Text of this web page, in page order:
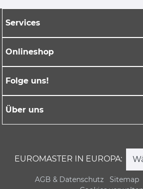
Services
Onlineshop
Folge uns!
Über uns
EUROMASTER IN EUROPA:
AGB & Datenschutz Sitemap